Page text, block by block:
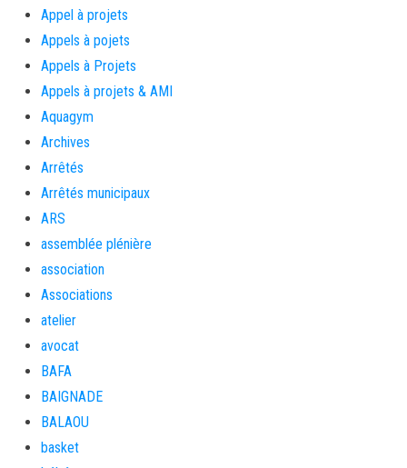
Appel à projets
Appels à pojets
Appels à Projets
Appels à projets & AMI
Aquagym
Archives
Arrêtés
Arrêtés municipaux
ARS
assemblée plénière
association
Associations
atelier
avocat
BAFA
BAIGNADE
BALAOU
basket